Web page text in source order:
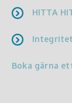
HITTA
Boka gärna